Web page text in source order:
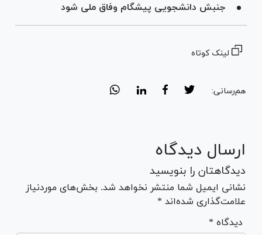
جنبش دانشجویی پیشگام وفاق ملی شود
لینک کوتاه
هم‌رسانی:
ارسال دیدگاه
دیدگاهتان را بنویسید
نشانی ایمیل شما منتشر نخواهد شد. بخش‌های موردنیاز
علامت‌گذاری شده‌اند *
* دیدگاه